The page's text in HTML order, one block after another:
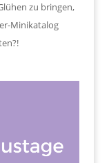
zu bringen,
Minikatalog